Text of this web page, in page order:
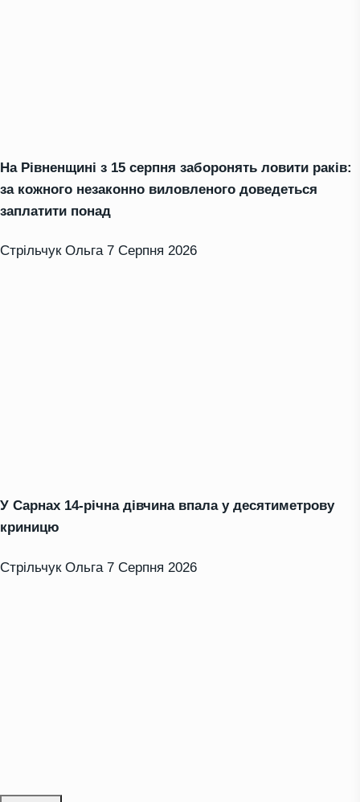
На Рівненщині з 15 серпня заборонять ловити раків:
за кожного незаконно виловленого доведеться
заплатити понад
Стрільчук Ольга 7 Серпня 2026
У Сарнах 14-річна дівчина впала у десятиметрову
криницю
Стрільчук Ольга 7 Серпня 2026